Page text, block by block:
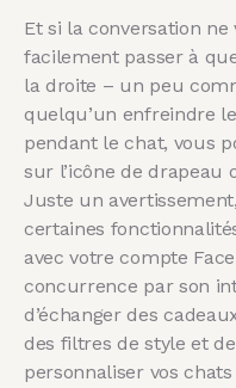
Et si la conversation
facilement passer à
la droite – un peu
quelqu’un enfreindre
pendant le chat, vous
sur l’icône de drapeau
Juste un
certaines
avec votre compte
concurrence par son
d’échanger des
des filtres de style et
personnaliser vos